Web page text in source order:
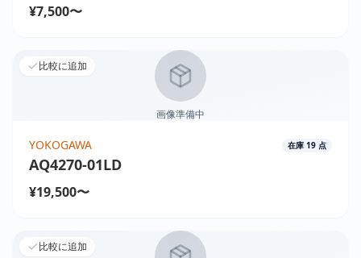
¥7,500〜
比較に追加
画像準備中
YOKOGAWA 在庫 19 点
AQ4270-01LD
¥19,500〜
比較に追加